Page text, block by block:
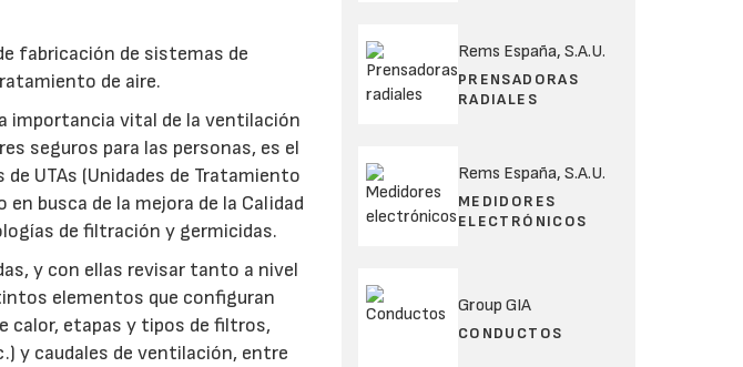
fabricación de sistemas de
de aire.
importancia vital de la ventilación
seguros para las personas, es el
UTAs (Unidades de Tratamiento
busca de la mejora de la Calidad
de filtración y germicidas.
y con ellas revisar tanto a nivel
elementos que configuran
calor, etapas y tipos de filtros,
y caudales de ventilación, entre
Rems España, S.A.U.
PRENSADORAS
RADIALES
Rems España, S.A.U.
MEDIDORES
ELECTRÓNICOS
Group GIA
CONDUCTOS